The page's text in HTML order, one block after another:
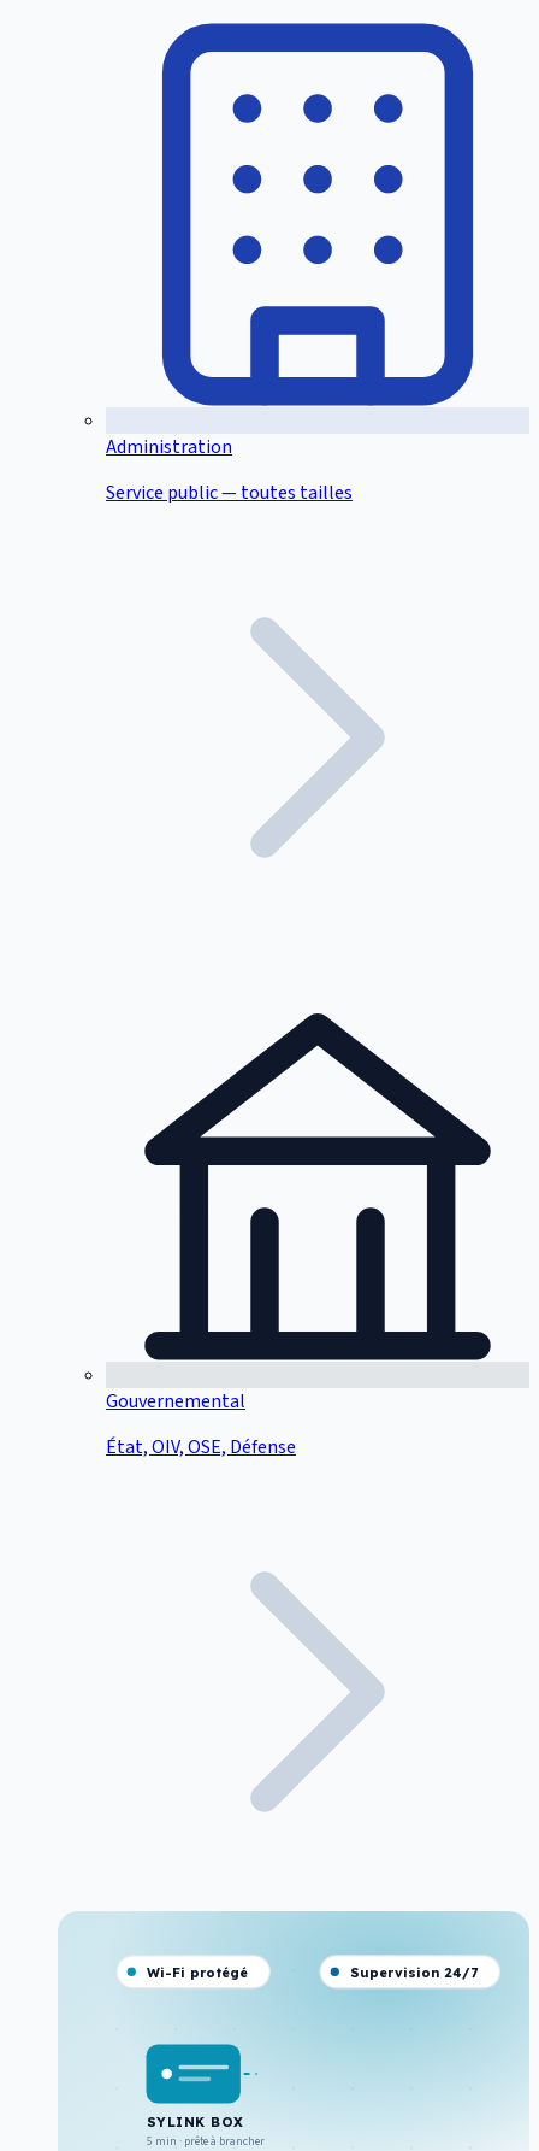
Administration
Service public — toutes tailles
Gouvernemental
État, OIV, OSE, Défense
SYLINK BOX
5 min · prête à brancher
Wi-Fi protégé Supervision 24/7